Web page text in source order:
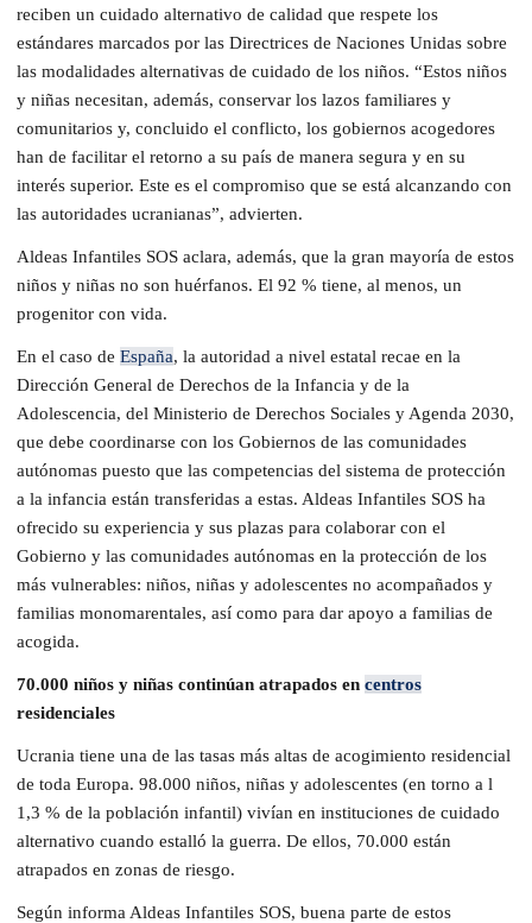
reciben un cuidado alternativo de calidad que respete los
estándares marcados por las Directrices de Naciones Unidas sobre
las modalidades alternativas de cuidado de los niños. “Estos niños
y niñas necesitan, además, conservar los lazos familiares y
comunitarios y, concluido el conflicto, los gobiernos acogedores
han de facilitar el retorno a su país de manera segura y en su
interés superior. Este es el compromiso que se está alcanzando con
las autoridades ucranianas”, advierten.
Aldeas Infantiles SOS aclara, además, que la gran mayoría de estos
niños y niñas no son huérfanos. El 92 % tiene, al menos, un
progenitor con vida.
En el caso de España, la autoridad a nivel estatal recae en la
Dirección General de Derechos de la Infancia y de la
Adolescencia, del Ministerio de Derechos Sociales y Agenda 2030,
que debe coordinarse con los Gobiernos de las comunidades
autónomas puesto que las competencias del sistema de protección
a la infancia están transferidas a estas. Aldeas Infantiles SOS ha
ofrecido su experiencia y sus plazas para colaborar con el
Gobierno y las comunidades autónomas en la protección de los
más vulnerables: niños, niñas y adolescentes no acompañados y
familias monomarentales, así como para dar apoyo a familias de
acogida.
70.000 niños y niñas continúan atrapados en centros
residenciales
Ucrania tiene una de las tasas más altas de acogimiento residencial
de toda Europa. 98.000 niños, niñas y adolescentes (en torno a l
1,3 % de la población infantil) vivían en instituciones de cuidado
alternativo cuando estalló la guerra. De ellos, 70.000 están
atrapados en zonas de riesgo.
Según informa Aldeas Infantiles SOS, buena parte de estos